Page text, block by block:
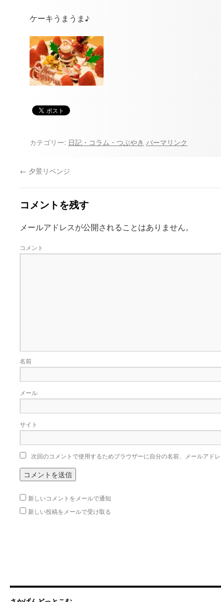
ケーキうまうま♪
カテゴリー: 日記・コラム・つぶやき パーマリンク
← 夕景リベンジ
コメントを残す
メールアドレスが公開されることはありません。
コメント
名前
メール
サイト
次回のコメントで使用するためブラウザーに自分の名前、メールアド
新しいコメントをメールで通知
新しい投稿をメールで受け取る